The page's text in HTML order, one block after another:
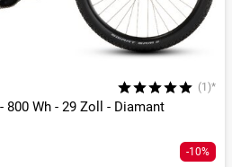
(1)*
800 Wh - 29 Zoll - Diamant
-10%